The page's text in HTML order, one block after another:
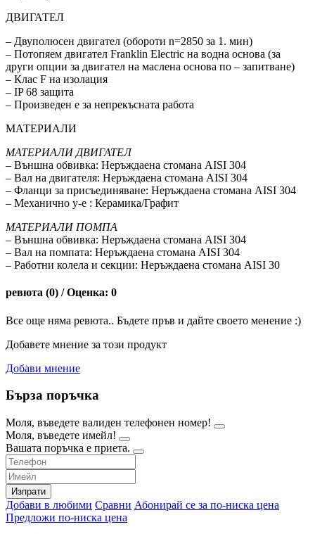
ДВИГАТЕЛ
– Двуполюсен двигател (обороти n=2850 за 1. мин)
– Потопяем двигател Franklin Electric на водна основа (за
други опции за двигател на маслена основа по – запитване)
– Клас F на изолация
– IP 68 защитa
– Произведен е за непрекъсната работа
МАТЕРИАЛИ
МАТЕРИАЛИ ДВИГАТЕЛ
– Външна обвивка: Неръждаена стомана AISI 304
– Вал на двигателя: Неръждаена стомана AISI 304
– Фланци за присъединяване: Неръждаена стомана AISI 304
– Механично у-е : Керамика/Графит
МАТЕРИАЛИ ПОМПА
– Външна обвивка: Неръждаена стомана AISI 304
– Вал на помпата: Неръждаена стомана AISI 304
– Работни колела и секции: Неръждаена стомана AISI 30
ревюта (0) / Оценка: 0
Все още няма ревюта.. Бъдете пръв и дайте своето менение :)
Добавете мнение за този продукт
Добави мнение
Бърза поръчка
Моля, въведете валиден телефонен номер!
Моля, въведете имейл!
Вашата поръчка е приета.
Изпрати
Добави в любими Сравни Абонирай се за по-ниска цена
Предложи по-ниска цена